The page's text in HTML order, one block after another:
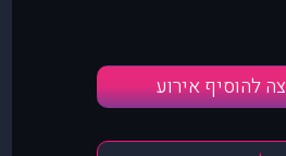
להוסיף אירוע